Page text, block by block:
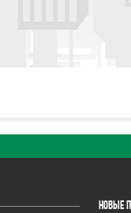
НОВЫЕ